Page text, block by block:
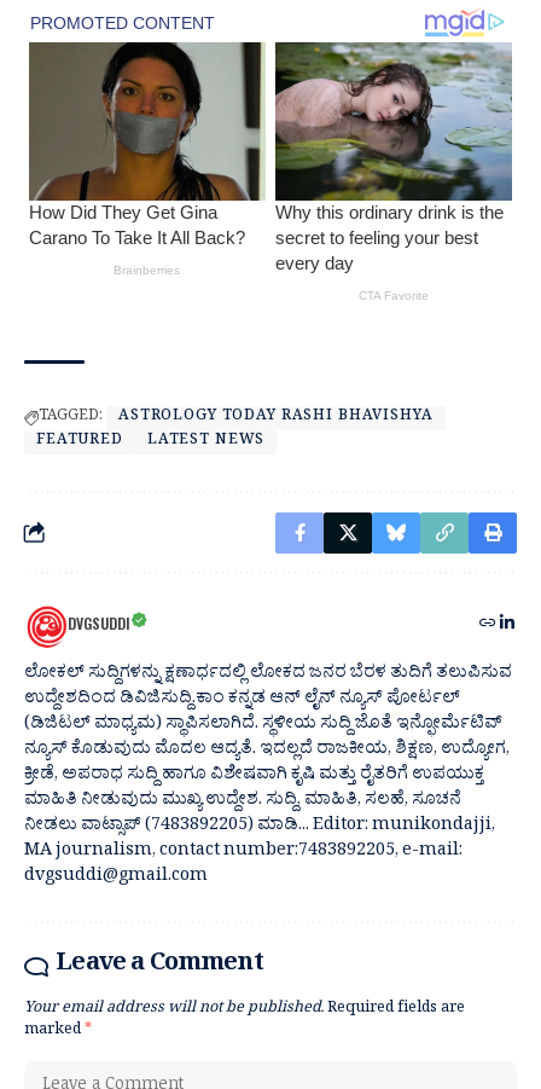
TAGGED:
ASTROLOGY TODAY RASHI BHAVISHYA
FEATURED
LATEST NEWS
DVGSUDDI
ಲೋಕಲ್ ಸುದ್ದಿಗಳನ್ನು ಕ್ಷಣಾರ್ಧದಲ್ಲಿ ಲೋಕದ ಜನರ ಬೆರಳ ತುದಿಗೆ ತಲುಪಿಸುವ
ಉದ್ದೇಶದಿಂದ ಡಿವಿಜಿಸುದ್ದಿ.ಕಾಂ ಕನ್ನಡ ಆನ್ ಲೈನ್ ನ್ಯೂಸ್ ಪೋರ್ಟಲ್
(ಡಿಜಿಟಲ್ ಮಾಧ್ಯಮ) ಸ್ಥಾಪಿಸಲಾಗಿದೆ. ಸ್ಥಳೀಯ ಸುದ್ದಿ ಜೊತೆ ಇನ್ಫೋರ್ಮೆಟಿವ್
ನ್ಯೂಸ್ ಕೊಡುವುದು ಮೊದಲ ಆದ್ಯತೆ. ಇದಲ್ಲದೆ ರಾಜಕೀಯ, ಶಿಕ್ಷಣ, ಉದ್ಯೋಗ,
ಕ್ರೀಡೆ, ಅಪರಾಧ ಸುದ್ದಿ ಹಾಗೂ ವಿಶೇಷವಾಗಿ ಕೃಷಿ ಮತ್ತು ರೈತರಿಗೆ ಉಪಯುಕ್ತ
ಮಾಹಿತಿ ನೀಡುವುದು ಮುಖ್ಯ ಉದ್ದೇಶ. ಸುದ್ದಿ, ಮಾಹಿತಿ, ಸಲಹೆ, ಸೂಚನೆ
ನೀಡಲು ವಾಟ್ಸಾಪ್ (7483892205) ಮಾಡಿ... Editor: munikondajji,
MA journalism, contact number:7483892205, e-mail:
dvgsuddi@gmail.com
Leave a Comment
Your email address will not be published.Required fields are
marked*